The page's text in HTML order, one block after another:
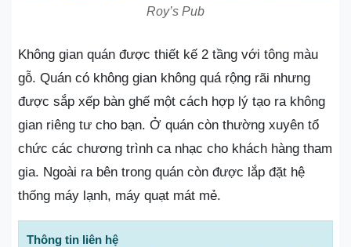
Roy’s Pub
Không gian quán được thiết kế 2 tầng với tông màu
gỗ. Quán có không gian không quá rộng rãi nhưng
được sắp xếp bàn ghế một cách hợp lý tạo ra không
gian riêng tư cho bạn. Ở quán còn thường xuyên tổ
chức các chương trình ca nhạc cho khách hàng tham
gia. Ngoài ra bên trong quán còn được lắp đặt hệ
thống máy lạnh, máy quạt mát mẻ.
Thông tin liên hệ